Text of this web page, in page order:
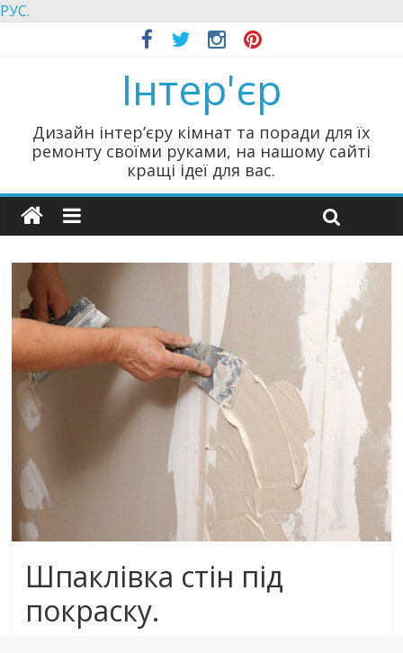
РУС.
Інтер'єр
Дизайн інтер’єру кімнат та поради для їх
ремонту своїми руками, на нашому сайті
кращі ідеї для вас.
Шпаклівка стін під
покраску.